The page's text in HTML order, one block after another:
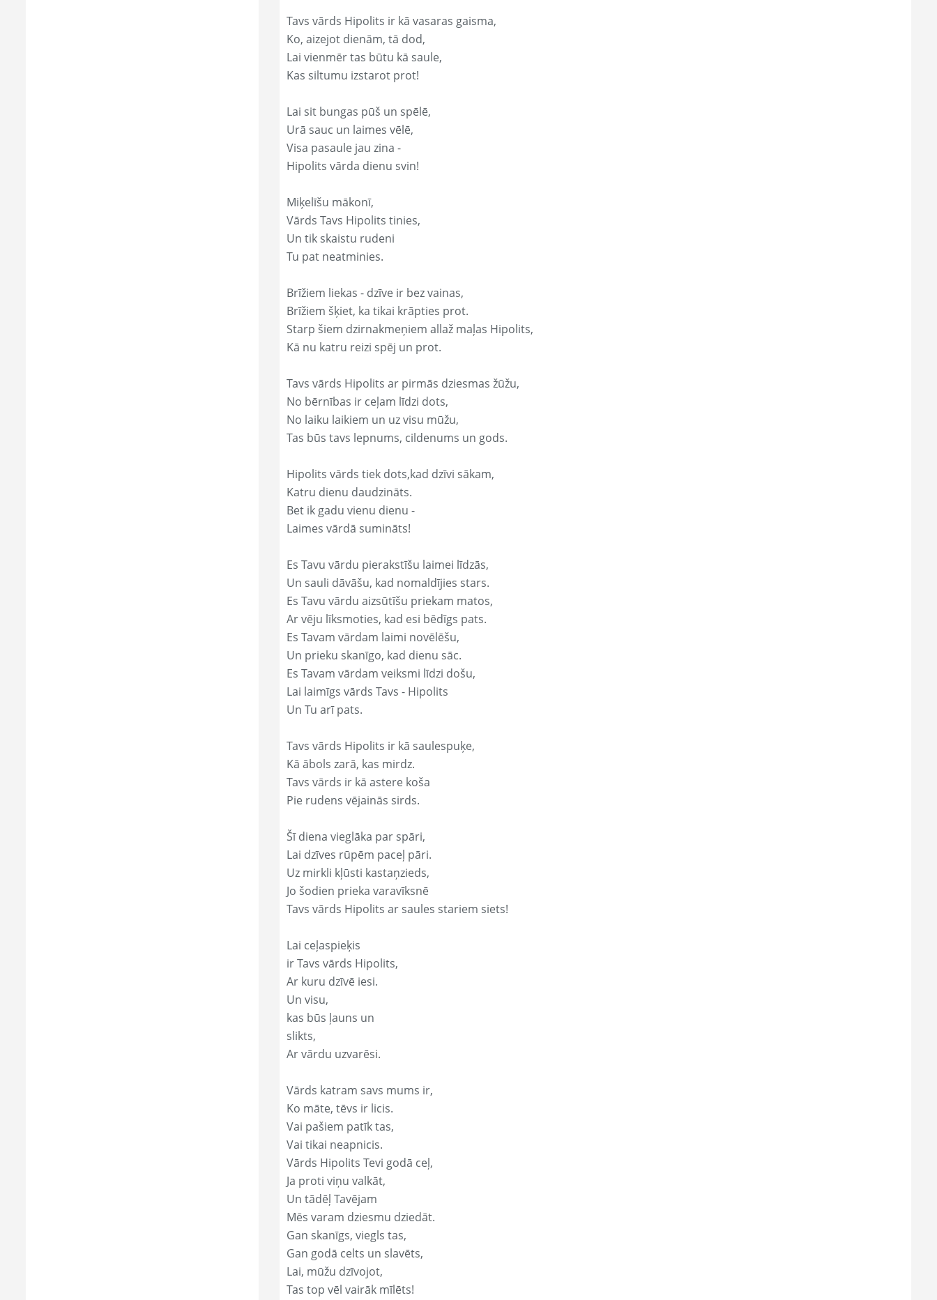
Tavs vārds Hipolits ir kā vasaras gaisma,
Ko, aizejot dienām, tā dod,
Lai vienmēr tas būtu kā saule,
Kas siltumu izstarot prot!
Lai sit bungas pūš un spēlē,
Urā sauc un laimes vēlē,
Visa pasaule jau zina -
Hipolits vārda dienu svin!
Miķelīšu mākonī,
Vārds Tavs Hipolits tinies,
Un tik skaistu rudeni
Tu pat neatminies.
Brīžiem liekas - dzīve ir bez vainas,
Brīžiem šķiet, ka tikai krāpties prot.
Starp šiem dzirnakmeņiem allaž maļas Hipolits,
Kā nu katru reizi spēj un prot.
Tavs vārds Hipolits ar pirmās dziesmas žūžu,
No bērnības ir ceļam līdzi dots,
No laiku laikiem un uz visu mūžu,
Tas būs tavs lepnums, cildenums un gods.
Hipolits vārds tiek dots,kad dzīvi sākam,
Katru dienu daudzināts.
Bet ik gadu vienu dienu -
Laimes vārdā sumināts!
Es Tavu vārdu pierakstīšu laimei līdzās,
Un sauli dāvāšu, kad nomaldījies stars.
Es Tavu vārdu aizsūtīšu priekam matos,
Ar vēju līksmoties, kad esi bēdīgs pats.
Es Tavam vārdam laimi novēlēšu,
Un prieku skanīgo, kad dienu sāc.
Es Tavam vārdam veiksmi līdzi došu,
Lai laimīgs vārds Tavs - Hipolits
Un Tu arī pats.
Tavs vārds Hipolits ir kā saulespuķe,
Kā ābols zarā, kas mirdz.
Tavs vārds ir kā astere koša
Pie rudens vējainās sirds.
Šī diena vieglāka par spāri,
Lai dzīves rūpēm paceļ pāri.
Uz mirkli kļūsti kastaņzieds,
Jo šodien prieka varavīksnē
Tavs vārds Hipolits ar saules stariem siets!
Lai ceļaspieķis
ir Tavs vārds Hipolits,
Ar kuru dzīvē iesi.
Un visu,
kas būs ļauns un
slikts,
Ar vārdu uzvarēsi.
Vārds katram savs mums ir,
Ko māte, tēvs ir licis.
Vai pašiem patīk tas,
Vai tikai neapnicis.
Vārds Hipolits Tevi godā ceļ,
Ja proti viņu valkāt,
Un tādēļ Tavējam
Mēs varam dziesmu dziedāt.
Gan skanīgs, viegls tas,
Gan godā celts un slavēts,
Lai, mūžu dzīvojot,
Tas top vēl vairāk mīlēts!